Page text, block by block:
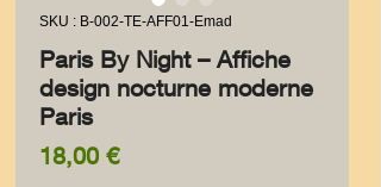
SKU : B-002-TE-AFF01-Emad
Paris By Night – Affiche
design nocturne moderne
Paris
18,00 €Prix